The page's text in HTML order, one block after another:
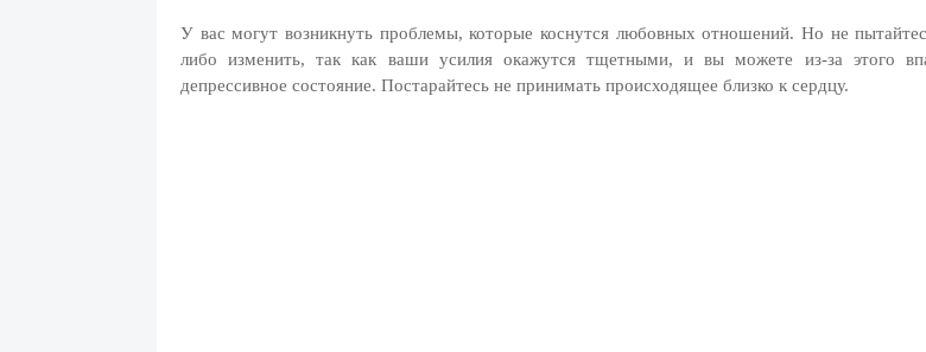
У вас могут возникнуть проблемы, которые коснутся любовных отношений. Но не
либо изменить, так как ваши усилия окажутся тщетными, и вы можете из-за этого
депрессивное состояние. Постарайтесь не принимать происходящее близко к сердцу.